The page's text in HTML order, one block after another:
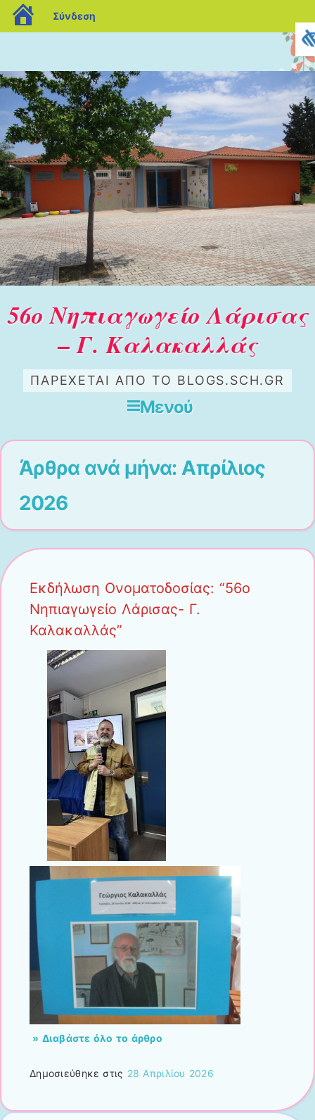
56ο Νηπιαγωγείο Λάρισας
– Γ. Καλακαλλάς
ΠΑΡΈΧΕΤΑΙ ΑΠΌ ΤΟ BLOGS.SCH.GR
Μενού
Άρθρα ανά μήνα: Απρίλιος
2026
Εκδήλωση Ονοματοδοσίας: “56ο
Νηπιαγωγείο Λάρισας- Γ.
Καλακαλλάς”
» Διαβάστε όλο το άρθρο
Δημοσιεύθηκε στις 28 Απριλίου 2026
blogs.sch.gr
Σύνδεση